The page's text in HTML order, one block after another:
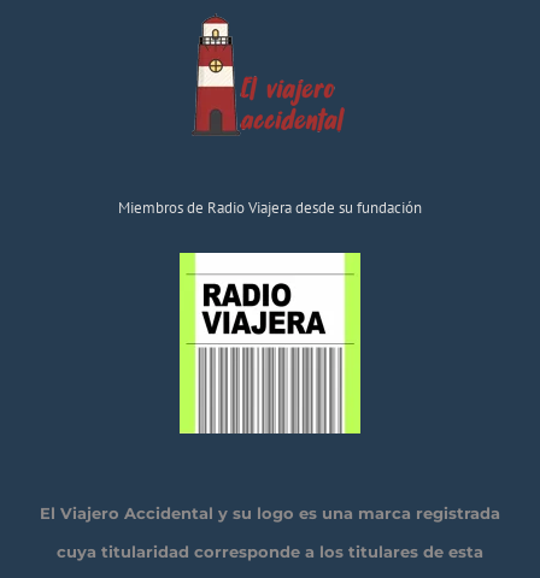
Miembros de Radio Viajera desde su fundación
El Viajero Accidental y su logo es una marca registrada
cuya titularidad corresponde a los titulares de esta